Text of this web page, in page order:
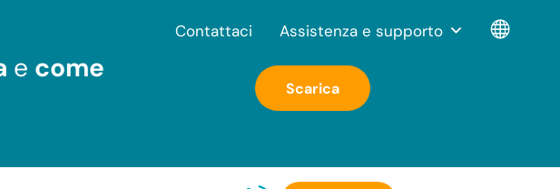
e come
Scarica
Contattaci Assistenza e supporto